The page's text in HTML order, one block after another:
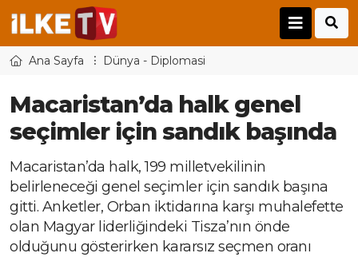
Ana Sayfa Dünya - Diplomasi
Macaristan’da halk genel
seçimler için sandık başında
Macaristan’da halk, 199 milletvekilinin
belirleneceği genel seçimler için sandık başına
gitti. Anketler, Orban iktidarına karşı muhalefette
olan Magyar liderliğindeki Tisza’nın önde
olduğunu gösterirken kararsız seçmen oranı